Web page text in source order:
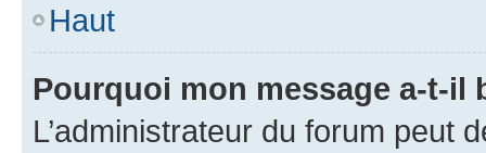
Haut
Pourquoi mon message a-t-il
L’administrateur du forum peut